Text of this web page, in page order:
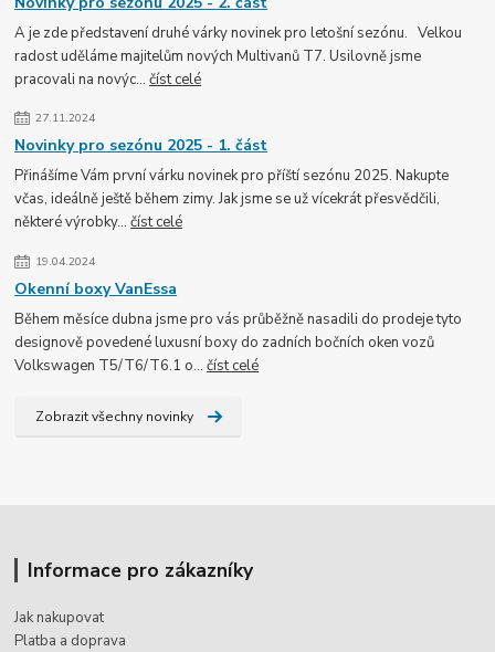
A je zde představení druhé várky novinek pro letošní sezónu. Velkou
radost uděláme majitelům nových Multivanů T7. Usilovně jsme
pracovali na novýc...číst celé
27.11.2024
Novinky pro sezónu 2025 - 1. část
Přinášíme Vám první várku novinek pro příští sezónu 2025. Nakupte
včas, ideálně ještě během zimy. Jak jsme se už vícekrát přesvědčili,
některé výrobky...číst celé
19.04.2024
Okenní boxy VanEssa
Během měsíce dubna jsme pro vás průběžně nasadili do prodeje tyto
designově povedené luxusní boxy do zadních bočních oken vozů
Volkswagen T5/T6/T6.1 o...číst celé
Zobrazit všechny novinky
Informace pro zákazníky
Jak nakupovat
Platba a doprava